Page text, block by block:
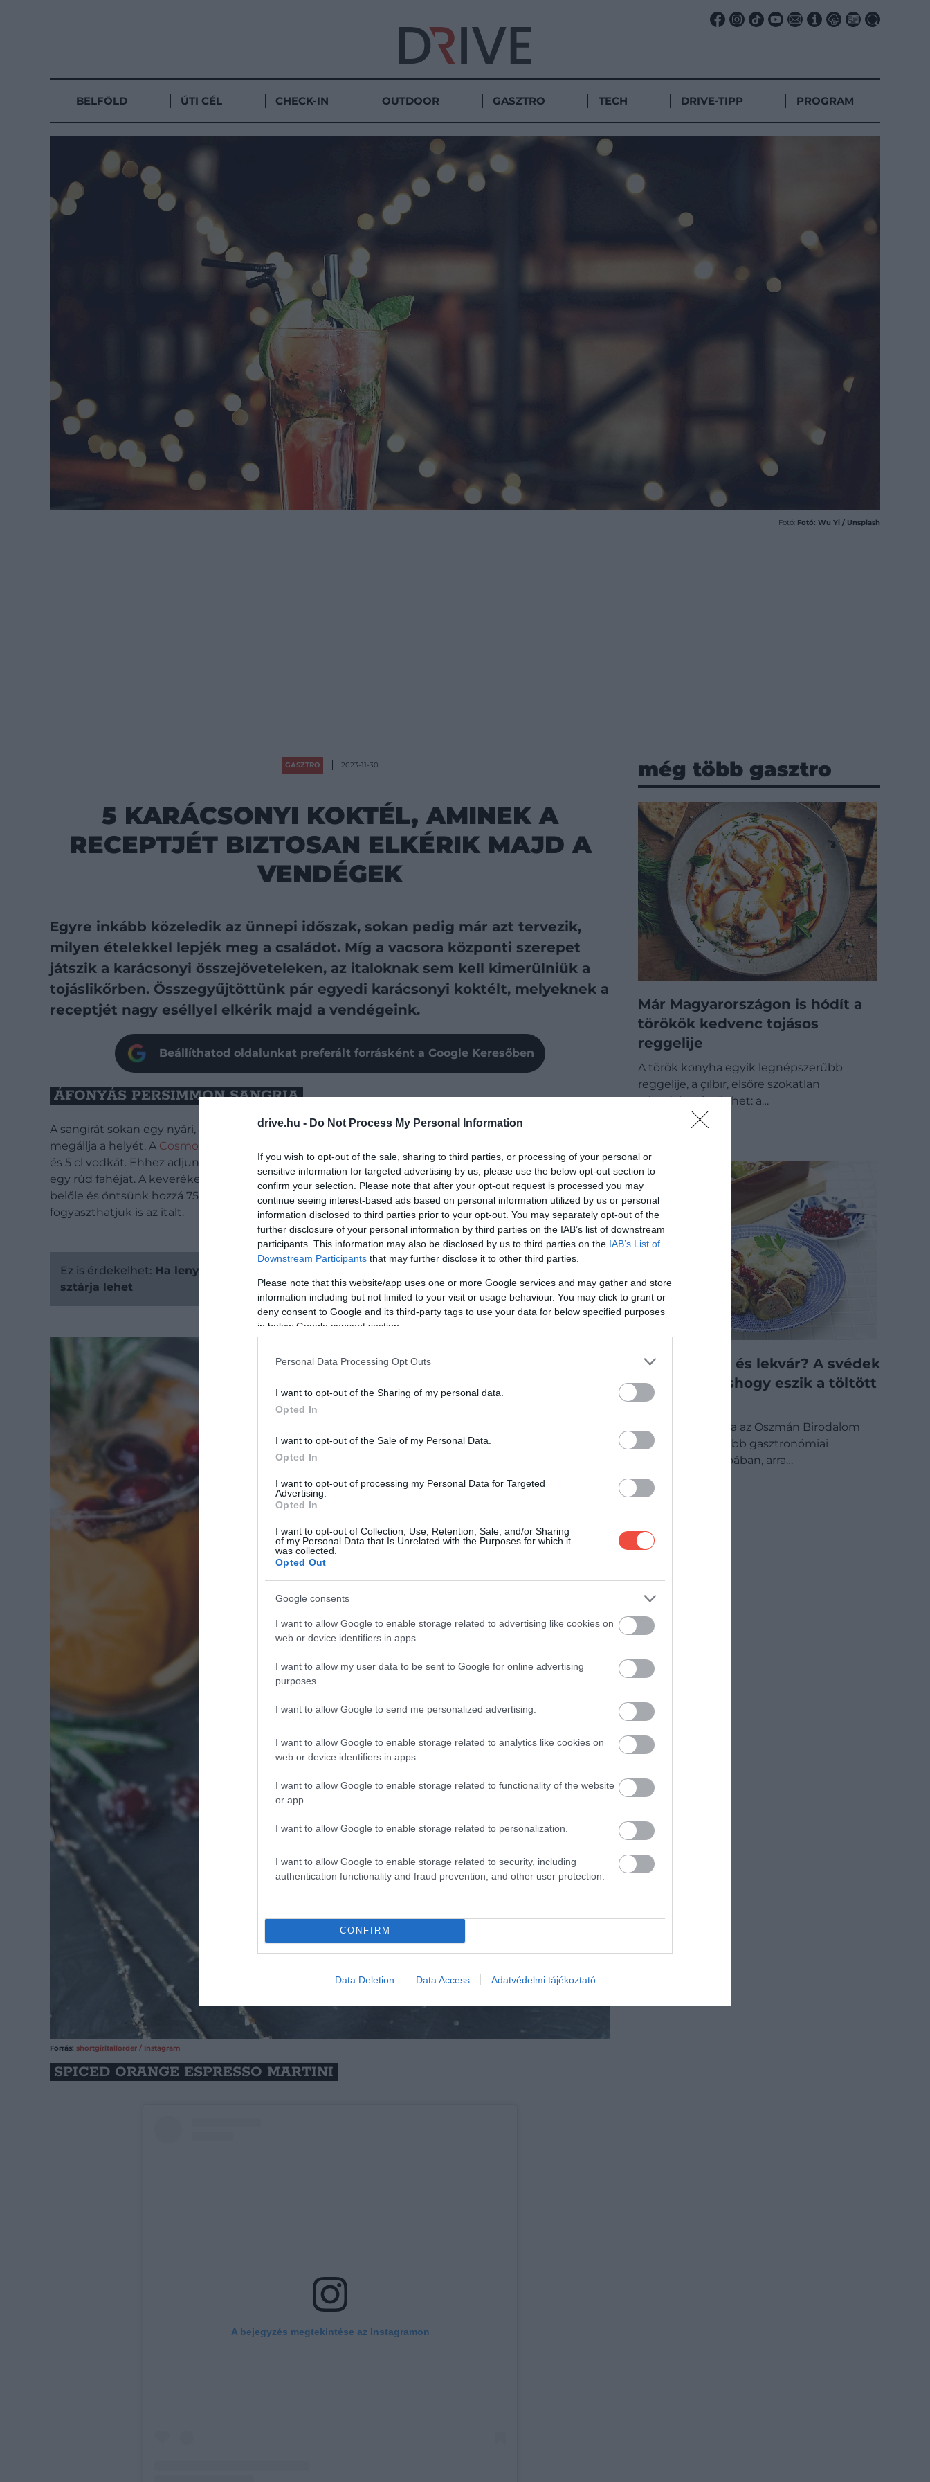
drive.hu - Do Not Process My Personal Information
If you wish to opt-out of the sale, sharing to third parties, or processing of your personal or
sensitive information for targeted advertising by us, please use the below opt-out section to
confirm your selection. Please note that after your opt-out request is processed you may
continue seeing interest-based ads based on personal information utilized by us or personal
information disclosed to third parties prior to your opt-out. You may separately opt-out of the
further disclosure of your personal information by third parties on the IAB’s list of downstream
participants. This information may also be disclosed by us to third parties on the IAB’s List of
Downstream Participants that may further disclose it to other third parties.
Please note that this website/app uses one or more Google services and may gather and store
information including but not limited to your visit or usage behaviour. You may click to grant or
deny consent to Google and its third-party tags to use your data for below specified purposes
in below Google consent section.
Personal Data Processing Opt Outs
I want to opt-out of the Sharing of my personal data.
Opted In
I want to opt-out of the Sale of my Personal Data.
Opted In
I want to opt-out of processing my Personal Data for Targeted
Advertising.
Opted In
I want to opt-out of Collection, Use, Retention, Sale, and/or Sharing
of my Personal Data that Is Unrelated with the Purposes for which it
was collected.
Opted Out
Google consents
I want to allow Google to enable storage related to advertising like cookies on
web or device identifiers in apps.
I want to allow my user data to be sent to Google for online advertising
purposes.
I want to allow Google to send me personalized advertising.
I want to allow Google to enable storage related to analytics like cookies on
web or device identifiers in apps.
I want to allow Google to enable storage related to functionality of the website
or app.
I want to allow Google to enable storage related to personalization.
I want to allow Google to enable storage related to security, including
authentication functionality and fraud prevention, and other user protection.
CONFIRM
Data Deletion Data Access Adatvédelmi tájékoztató
BELFÖLD ÚTI CÉL CHECK-IN OUTDOOR GASZTRO TECH DRIVE-TIPP PROGRAM
Fotó: Fotó: Wu Yi / Unsplash
GASZTRO 2023-11-30
5 KARÁCSONYI KOKTÉL, AMINEK A
RECEPTJÉT BIZTOSAN ELKÉRIK MAJD A
VENDÉGEK
Egyre inkább közeledik az ünnepi időszak, sokan pedig már azt tervezik,
milyen ételekkel lepjék meg a családot. Míg a vacsora központi szerepet
játszik a karácsonyi összejöveteleken, az italoknak sem kell kimerülniük a
tojáslikőrben. Összegyűjtöttünk pár egyedi karácsonyi koktélt, melyeknek a
receptjét nagy eséllyel elkérik majd a vendégeink.
Beállíthatod oldalunkat preferált forrásként a Google Keresőben
ÁFONYÁS PERSIMMON SANGRIA
A sangirát sokan egy nyári, mediterrán italnak gondolják, pedig a hideg időszak alatt is ugyanannyira
megállja a helyét. A Cosmopolitan
és 5 cl vodkát. Ehhez adjunk hozzá egy csésze friss áfonyát, 2 db vékonyra szeletelt datolyaszilvát és
egy rúd fahéjat. A keveréket hagyjuk ázni pár órán át (2-4), majd ezt követően vegyük ki a fahéjrudat
belőle és öntsünk hozzá 750 ml almacidert. A poharakba rakjunk egy kevés jeget, és már
fogyaszthatjuk is az italt.
Ez is érdekelhet: Ha lenyűgöznéd a családot: forralt boros torta, ami az ünnepi időszak
sztárja lehet
Forrás: shortgirltallorder / Instagram
SPICED ORANGE ESPRESSO MARTINI
A bejegyzés megtekintése az Instagramon
még több gasztro
Már Magyarországon is hódít a
törökök kedvenc tojásos
reggelije
A török konyha egyik legnépszerűbb
reggelije, a çılbır, elsőre szokatlan
párosításnak tűnhet: a…
Krumplipüré és lekvár? A svédek
egészen máshogy eszik a töltött
káposztát
A töltött káposzta az Oszmán Birodalom
egyik legismertebb gasztronómiai
hagyatéka Európában, arra…
GASZTRO